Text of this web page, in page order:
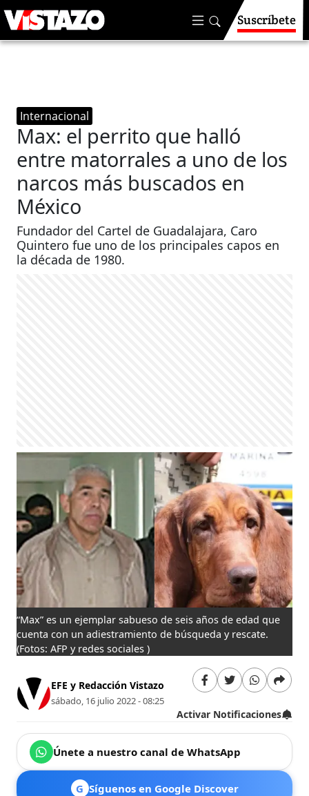
Suscríbete
Internacional
Max: el perrito que halló
entre matorrales a uno de los
narcos más buscados en
México
Fundador del Cartel de Guadalajara, Caro
Quintero fue uno de los principales capos en
la década de 1980.
“Max” es un ejemplar sabueso de seis años de edad que
cuenta con un adiestramiento de búsqueda y rescate.
(Fotos: AFP y redes sociales )
EFE y Redacción Vistazo
sábado, 16 julio 2022 - 08:25
Activar Notificaciones
Únete a nuestro canal de WhatsApp
G Síguenos en Google Discover